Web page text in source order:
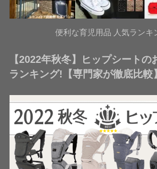
便利な育児用品 人気ランキ
【2022年秋冬】ヒップシートの
ランキング!【専門家が徹底比較】